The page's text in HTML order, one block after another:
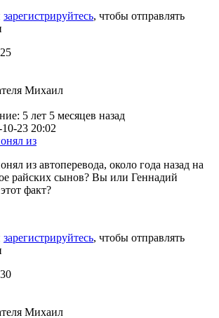
зарегистрируйтесь, чтобы отправлять
5 лет 5 месяцев назад
23 20:02
из
из автоперевода, около года назад на
райских сынов? Вы или Геннадий
факт?
зарегистрируйтесь, чтобы отправлять